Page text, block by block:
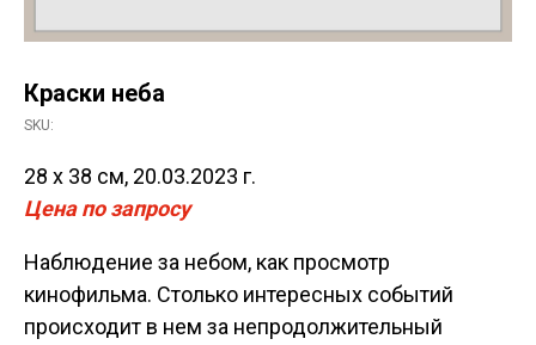
Краски неба
SKU:
28 х 38 см, 20.03.2023 г.
Цена по запросу
Наблюдение за небом, как просмотр
кинофильма. Столько интересных событий
происходит в нем за непродолжительный